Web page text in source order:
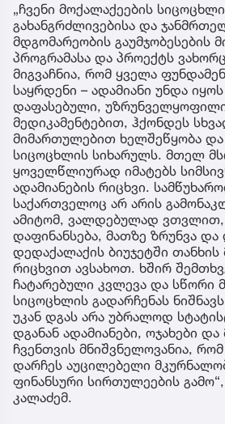
„ჩვენი მოქალაქეების
გახანგრძლივებისა და
მდგომარეობის გაუმჯობესების
პროგრამასა და პროექტს
მიგვაჩნია, რომ ყველა
საყრდენი – ადამიანი უნდა
დაფასებული, უზრუნველყოფილი
მედიკამენტებით, ჰქონდეს
მიმართულებით ხელშეწყობა
სიცოცხლის სიხარულს. მთელ
ყოველწლიურად იმატებს
ადამიანების რიცხვი.
საქართველოც არ არის
ამიტომ, ვალდებულად ვთვლით,
დაფინანსება, მათზე ზრუნვა და
დედაქალაქის ბიუჯეტში თანხის
რიცხვით ავსახოთ. ხშირ
ჩატარებული კვლევა და სწორი
სიცოცხლის გადარჩენას
უკან დგას არა უბრალოდ
დგანან ადამიანები, ოჯახები
ჩვენთვის მნიშვნელოვანია,
დარჩეს აუცილებელი
ფინანსური სირთულეების გამო“,
კალაძემ.